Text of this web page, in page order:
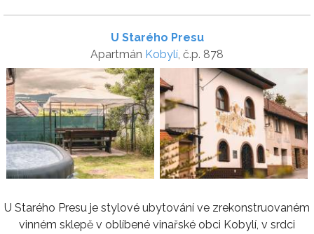
U Starého Presu
Apartmán Kobylí, č.p. 878
U Starého Presu je stylové ubytování ve zrekonstruovaném
vinném sklepě v oblíbené vinařské obci Kobylí, v srdci